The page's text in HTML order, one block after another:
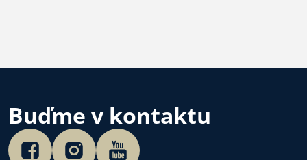
Buďme v kontaktu